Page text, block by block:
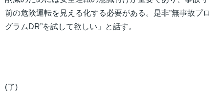
前の危険運転を見える化する必要がある。是非”無事故プロ
グラムDR”を試して欲しい」と話す。
(了)